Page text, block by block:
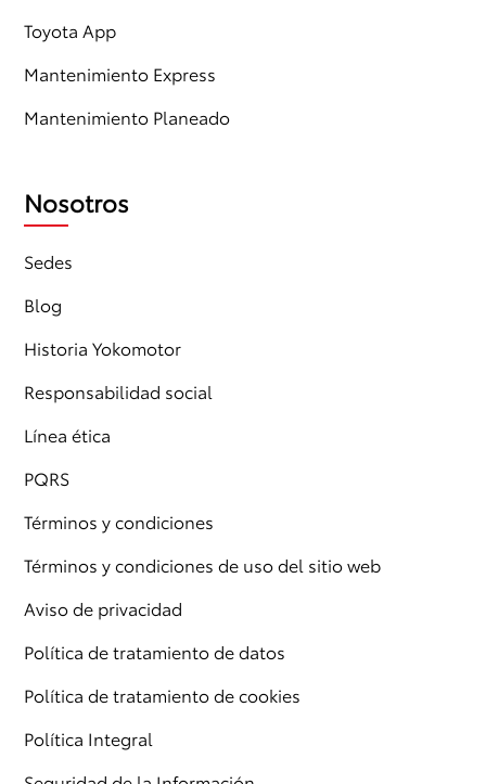
Toyota App
Mantenimiento Express
Mantenimiento Planeado
Nosotros
Sedes
Blog
Historia Yokomotor
Responsabilidad social
Línea ética
PQRS
Términos y condiciones
Términos y condiciones de uso del sitio web
Aviso de privacidad
Política de tratamiento de datos
Política de tratamiento de cookies
Política Integral